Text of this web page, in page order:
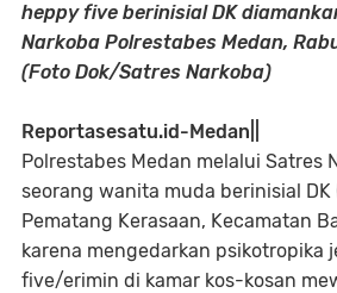
heppy five berinisial DK
Narkoba Polrestabes Medan,
(Foto Dok/Satres Narkoba)
Reportasesatu.id-Medan||
Polrestabes Medan melalui Satres
seorang wanita muda berinisial
Pematang Kerasaan, Kecamatan
karena mengedarkan psikotropika
five/erimin di kamar kos-kosan